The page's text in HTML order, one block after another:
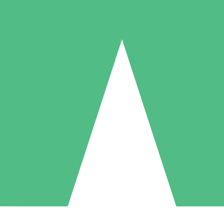
Individuelle Credit-Pakete
nach Bedarf mit Download-Credits. Keine monatliche Verpflichtung